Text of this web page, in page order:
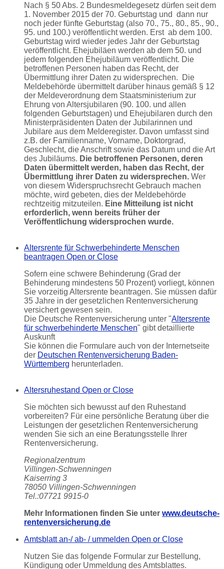
Nach § 50 Abs. 2 Bundesmeldegesetz dürfen seit dem
1. November 2015 der 70. Geburtstag und dann nur
noch jeder fünfte Geburtstag (also 70., 75., 80., 85., 90.,
95. und 100.) veröffentlicht werden. Erst ab dem 100.
Geburtstag wird wieder jedes Jahr der Geburtstag
veröffentlicht. Ehejubiläen werden ab dem 50. und
jedem folgenden Ehejubiläum veröffentlicht. Die
betroffenen Personen haben das Recht, der
Übermittlung ihrer Daten zu widersprechen. Die
Meldebehörde übermittelt darüber hinaus gemäß § 12
der Meldeverordnung dem Staatsministerium zur
Ehrung von Altersjubilaren (90. 100. und allen
folgenden Geburtstagen) und Ehejubilaren durch den
Ministerpräsidenten Daten der Jubilarinnen und
Jubilare aus dem Melderegister. Davon umfasst sind
z.B. der Familienname, Vorname, Doktorgrad,
Geschlecht, die Anschrift sowie das Datum und die Art
des Jubiläums. Die betroffenen Personen, deren
Daten übermittelt werden, haben das Recht, der
Übermittlung ihrer Daten zu widersprechen. Wer
von diesem Widerspruchsrecht Gebrauch machen
möchte, wird gebeten, dies der Meldebehörde
rechtzeitig mitzuteilen. Eine Mitteilung ist nicht
erforderlich, wenn bereits früher der
Veröffentlichung widersprochen wurde.
Altersrente für Schwerbehinderte Menschen
beantragen Open or Close
Sofern eine schwere Behinderung (Grad der
Behinderung mindestens 50 Prozent) vorliegt, können
Sie vorzeitig Altersrente beantragen. Sie müssen dafür
35 Jahre in der gesetzlichen Rentenversicherung
versichert gewesen sein.
Die Deutsche Rentenversicherung unter "Altersrente
für schwerbehinderte Menschen" gibt detaillierte
Auskunft
Sie können die Formulare auch von der Internetseite
der Deutschen Rentenversicherung Baden-
Württemberg herunterladen.
Altersruhestand Open or Close
Sie möchten sich bewusst auf den Ruhestand
vorbereiten? Für eine persönliche Beratung über die
Leistungen der gesetzlichen Rentenversicherung
wenden Sie sich an eine Beratungsstelle Ihrer
Rentenversicherung.
Regionalzentrum
Villingen-Schwenningen
Kaiserring 3
78050 Villingen-Schwenningen
Tel.:07721 9915-0
Mehr Informationen finden Sie unter www.deutsche-
rentenversicherung.de
Amtsblatt an-/ ab- / ummelden Open or Close
Nutzen Sie das folgende Formular zur Bestellung,
Kündigung oder Ummeldung des Amtsblattes.